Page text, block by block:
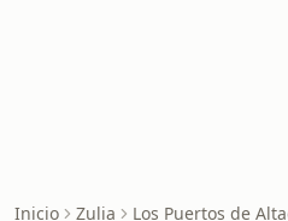
Inicio Zulia Los Puertos de